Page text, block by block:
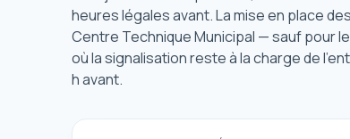
heures légales avant. La mise en place
Centre Technique Municipal — sauf pour
où la signalisation reste à la charge de
h avant.